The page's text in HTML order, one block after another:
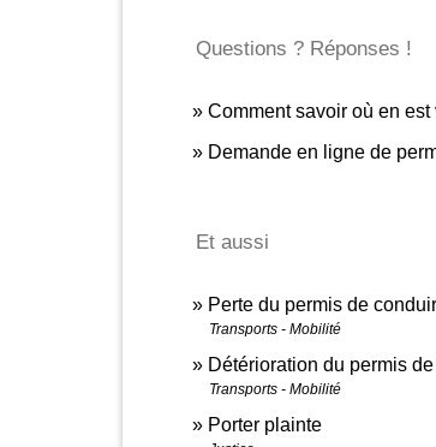
Questions ? Réponses !
Comment savoir où en
Demande en ligne de
Et aussi
Perte du permis de
Transports - Mobilité
Détérioration du permis
Transports - Mobilité
Porter plainte